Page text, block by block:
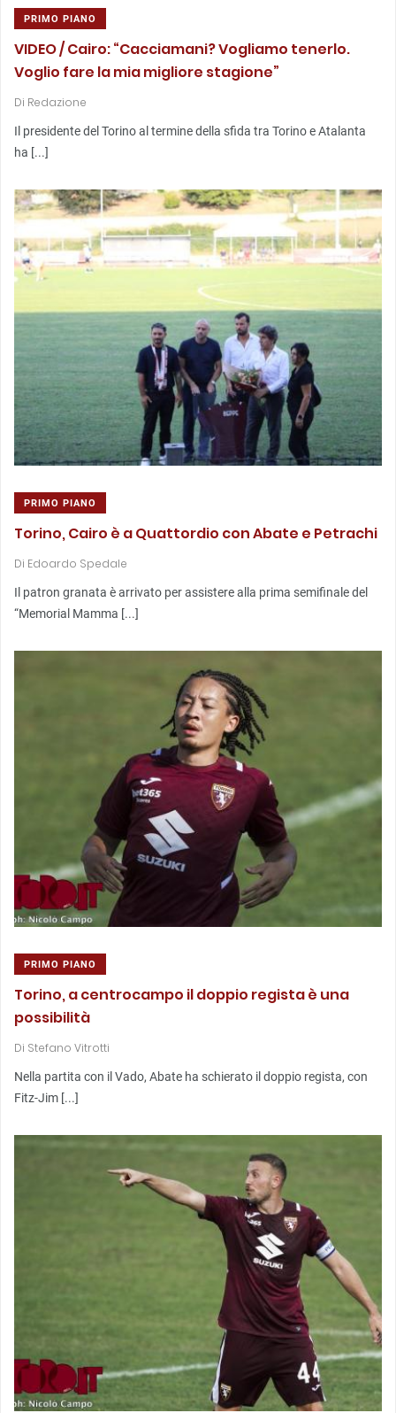
PRIMO PIANO
VIDEO / Cairo: “Cacciamani? Vogliamo tenerlo.
Voglio fare la mia migliore stagione”
Di Redazione
Il presidente del Torino al termine della sfida tra Torino e Atalanta
ha [...]
PRIMO PIANO
Torino, Cairo è a Quattordio con Abate e Petrachi
Di Edoardo Spedale
Il patron granata è arrivato per assistere alla prima semifinale del
“Memorial Mamma [...]
PRIMO PIANO
Torino, a centrocampo il doppio regista è una
possibilità
Di Stefano Vitrotti
Nella partita con il Vado, Abate ha schierato il doppio regista, con
Fitz-Jim [...]